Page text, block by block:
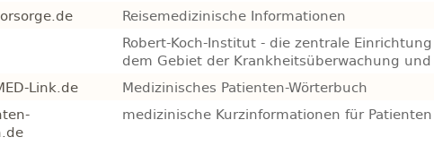
Reisemedizinische Informationen
Robert-Koch-Institut - die zentrale
dem Gebiet der Krankheitsüberwachung
Link.de
Medizinisches Patienten-Wörterbuch
medizinische Kurzinformationen für